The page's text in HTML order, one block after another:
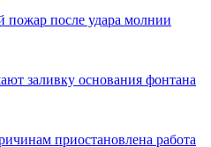
пожар после удара молнии
заливку основания фонтана
приостановлена работа